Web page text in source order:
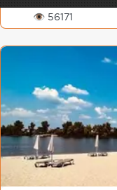
👁 56171